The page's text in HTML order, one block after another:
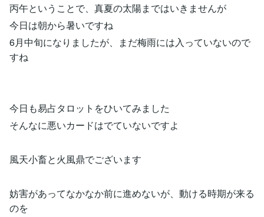
丙午ということで、真夏の太陽まではいきませんが
今日は朝から暑いですね
6月中旬になりましたが、まだ梅雨には入っていないので
すね
今日も易占タロットをひいてみました
そんなに悪いカードはでていないですよ
風天小畜と火風鼎でございます
妨害があってなかなか前に進めないが、動ける時期が来る
のを